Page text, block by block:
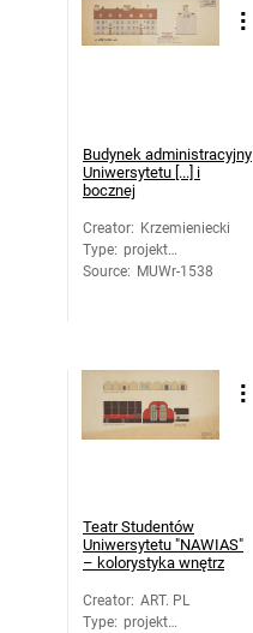
Budynek administracyjny
Uniwersytetu [...] i
bocznej
Creator: Krzemieniecki
Type: projekt
architektoniczny
Source: MUWr-1538
Teatr Studentów
Uniwersytetu "NAWIAS"
– kolorystyka wnętrz
Creator: ART. PL
Type: projekt